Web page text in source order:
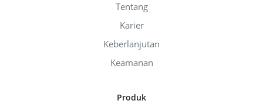
Tentang
Karier
Keberlanjutan
Keamanan
Produk